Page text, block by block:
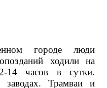
городе люди
ходили на
14 часов в сутки.
Трамваи и